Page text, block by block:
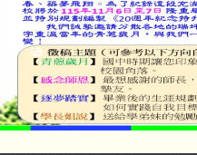
教案入校路
教育專業人